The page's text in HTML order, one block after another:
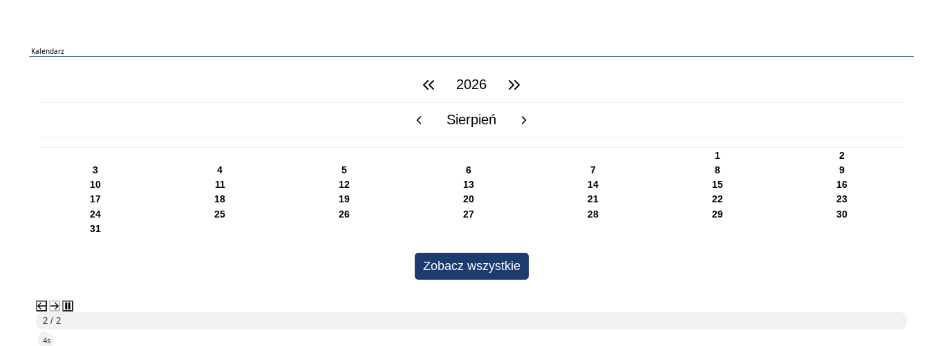
Kalendarz
poprzedni rok2026 następny rok
poprzedni miesiącSierpień następny miesiąc
1
2
3
4 5 6 7 8
9
10
11 12 13 14 15
16
17
18 19 20 21 22
23
24
25 26 27 28 29
30
31
Zobacz wszystkie
2 / 2
2s